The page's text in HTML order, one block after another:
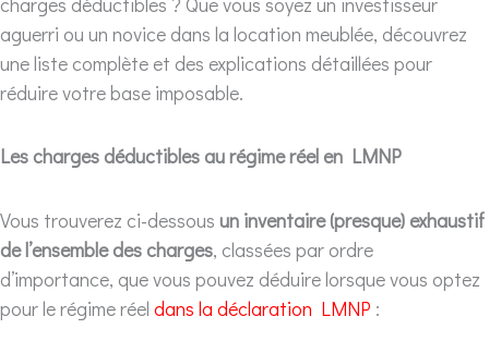
aguerri ou un novice dans la location meublée, découvrez
une liste complète et des explications détaillées pour
réduire votre base imposable.
Les charges déductibles au régime réel en LMNP
Vous trouverez ci-dessous un inventaire (presque) exhaustif
de l’ensemble des charges, classées par ordre
d’importance, que vous pouvez déduire lorsque vous optez
pour le régime réel dans la déclaration LMNP :